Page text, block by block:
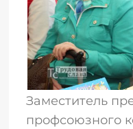
Заместитель
профсоюзного